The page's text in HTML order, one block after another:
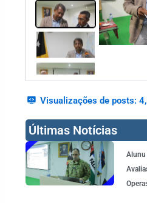
Visualizações de posts:
Últimas Notícias
Alunu
Page